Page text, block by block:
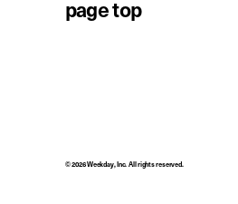
page top
© 2026 Weekday, Inc. All rights reserved.